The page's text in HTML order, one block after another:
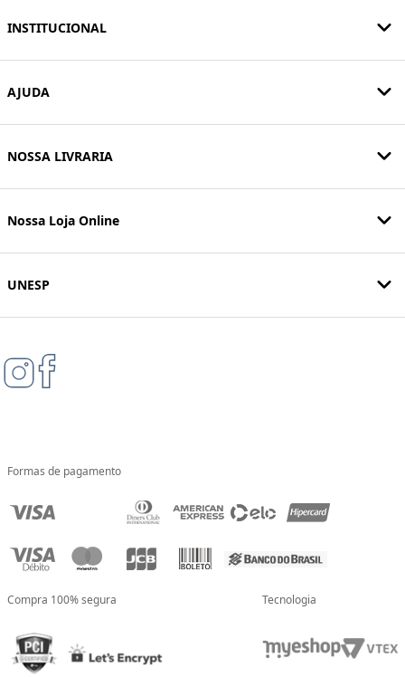
INSTITUCIONAL
AJUDA
NOSSA LIVRARIA
Nossa Loja Online
UNESP
Formas de pagamento
Compra 100% segura Tecnologia